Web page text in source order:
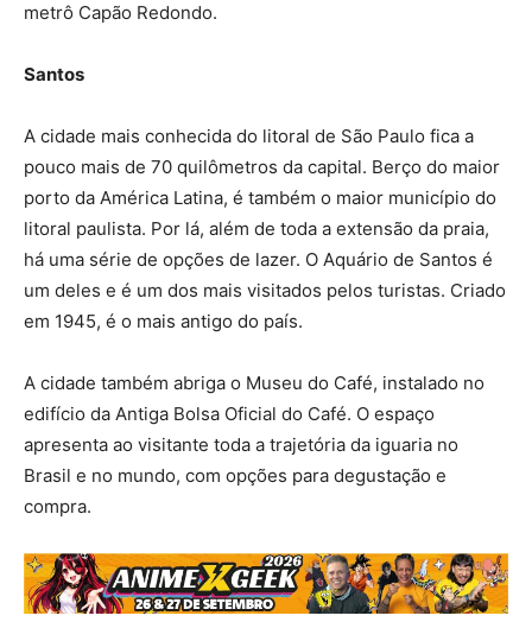
metrô Capão Redondo.
Santos
A cidade mais conhecida do litoral de São Paulo fica a
pouco mais de 70 quilômetros da capital. Berço do maior
porto da América Latina, é também o maior município do
litoral paulista. Por lá, além de toda a extensão da praia,
há uma série de opções de lazer. O Aquário de Santos é
um deles e é um dos mais visitados pelos turistas. Criado
em 1945, é o mais antigo do país.
A cidade também abriga o Museu do Café, instalado no
edifício da Antiga Bolsa Oficial do Café. O espaço
apresenta ao visitante toda a trajetória da iguaria no
Brasil e no mundo, com opções para degustação e
compra.